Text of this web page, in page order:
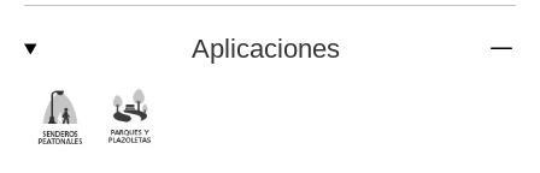
Aplicaciones